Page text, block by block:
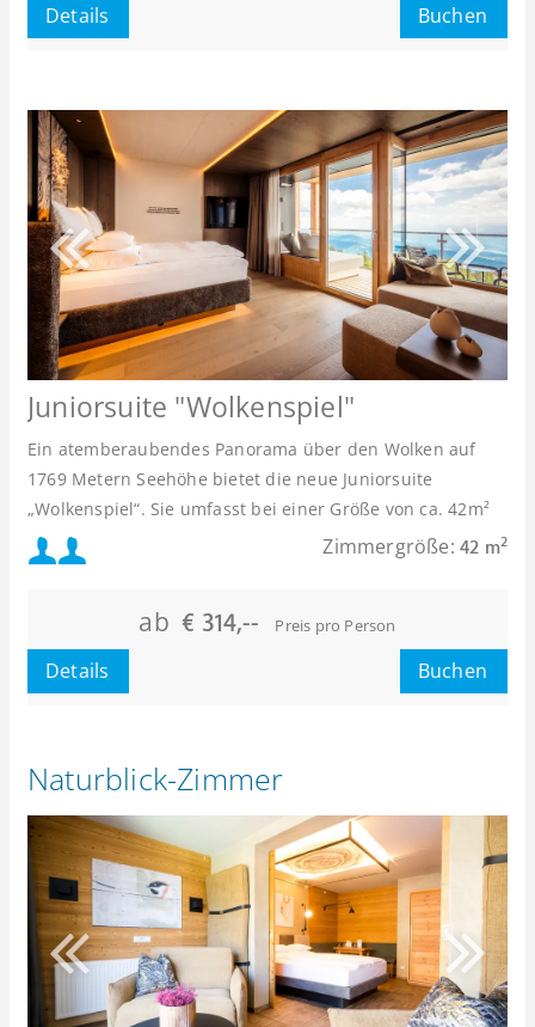
Buchen
Details
Juniorsuite "Wolkenspiel"
Ein atemberaubendes Panorama über den Wolken auf
1769 Metern Seehöhe bietet die neue Juniorsuite
„Wolkenspiel“. Sie umfasst bei einer Größe von ca. 42m²
bis ca. 45m² Wohnfläche (exkl. Balkon mit je ca. 9m²) Platz
für 2-4 Personen.
Mindestbelegung:
Maximalbelegung:
Zimmergröße: 42 m2
ab€ 314,-- Preis pro Person
Buchen
Details
Naturblick-Zimmer